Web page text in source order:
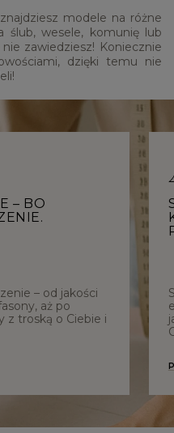
modele na różne
ślub, wesele, komunię lub
zawiedziesz! Koniecznie
dzięki temu nie
– BO
– od jakości
aż po
z troską o Ciebie i